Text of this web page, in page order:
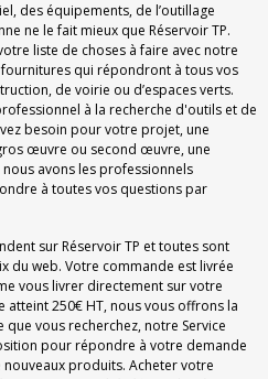
des équipements, de l’outillage
ne le fait mieux que Réservoir TP.
liste de choses à faire avec notre
qui répondront à tous vos
de voirie ou d’espaces verts.
à la recherche d'outils et de
besoin pour votre projet, une
œuvre ou second œuvre, une
avons les professionnels
à toutes vos questions par
sur Réservoir TP et toutes sont
du web. Votre commande est livrée
vous livrer directement sur votre
250€ HT, nous vous offrons la
que vous recherchez, notre Service
pour répondre à votre demande
produits. Acheter votre